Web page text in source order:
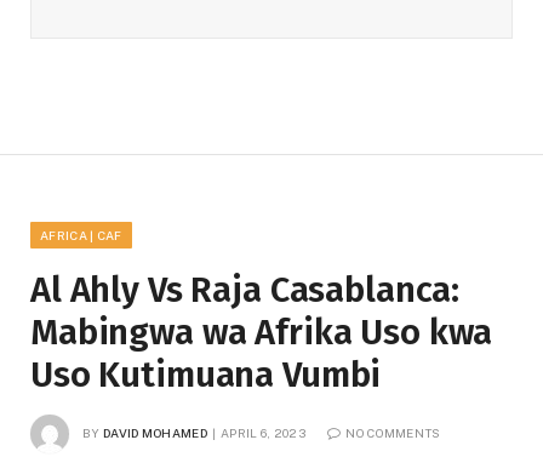
AFRICA | CAF
Al Ahly Vs Raja Casablanca:
Mabingwa wa Afrika Uso kwa
Uso Kutimuana Vumbi
BY DAVID MOHAMED APRIL 6, 2023 NO COMMENTS